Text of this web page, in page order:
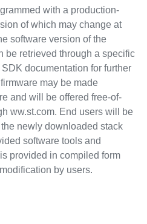
with a production-
of which may change at
software version of the
be retrieved through a specific
documentation for further
may be made
and will be offered free-of-
ww.st.com. End users will be
newly downloaded stack
software tools and
provided in compiled form
by users.